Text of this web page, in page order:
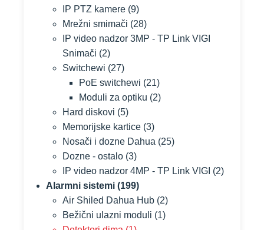
IP PTZ kamere (9)
Mrežni smimači (28)
IP video nadzor 3MP - TP Link VIGI
Snimači (2)
Switchewi (27)
PoE switchewi (21)
Moduli za optiku (2)
Hard diskovi (5)
Memorijske kartice (3)
Nosači i dozne Dahua (25)
Dozne - ostalo (3)
IP video nadzor 4MP - TP Link VIGI (2)
Alarmni sistemi (199)
Air Shiled Dahua Hub (2)
Bežični ulazni moduli (1)